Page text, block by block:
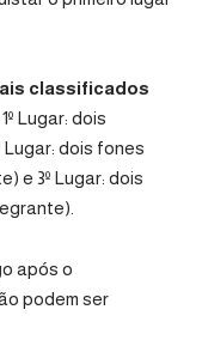
classificados
1º Lugar: dois
Lugar: dois fones
e 3º Lugar: dois
após o
podem ser